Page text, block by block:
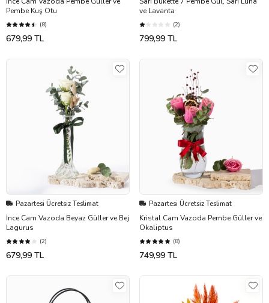
Pembe Kuş Otu
(8)
679,99 TL
ve Lavanta
(2)
799,99 TL
Pazartesi Ücretsiz Teslimat
İnce Cam Vazoda Beyaz Güller ve Bej
Lagurus
(2)
679,99 TL
Pazartesi Ücretsiz Teslimat
Kristal Cam Vazoda Pembe Güller ve
Okaliptus
(8)
749,99 TL